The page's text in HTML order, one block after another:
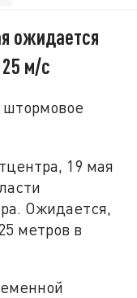
ожидается
м/с
штормовое
19 мая
Ожидается,
метров в